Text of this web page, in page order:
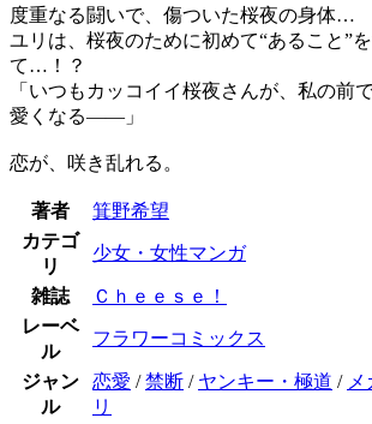
度重なる闘いで、傷ついた桜夜の身体…
ユリは、桜夜のために初めて“あること”
て…！？
「いつもカッコイイ桜夜さんが、私の前
愛くなる――」
恋が、咲き乱れる。
著者
箕野希望
カテゴ
リ
少女・女性マンガ
雑誌
Ｃｈｅｅｓｅ！
レーベ
ル
フラワーコミックス
ジャン
ル
恋愛 /禁断 / ヤンキー・極道 /
リ